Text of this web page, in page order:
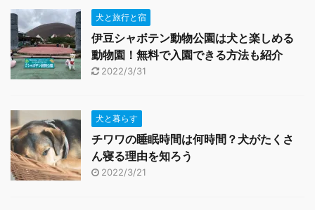
犬と旅行と宿
伊豆シャボテン動物公園は犬と楽しめる
動物園！無料で入園できる方法も紹介
2022/3/31
犬と暮らす
チワワの睡眠時間は何時間？犬がたくさ
ん寝る理由を知ろう
2022/3/21